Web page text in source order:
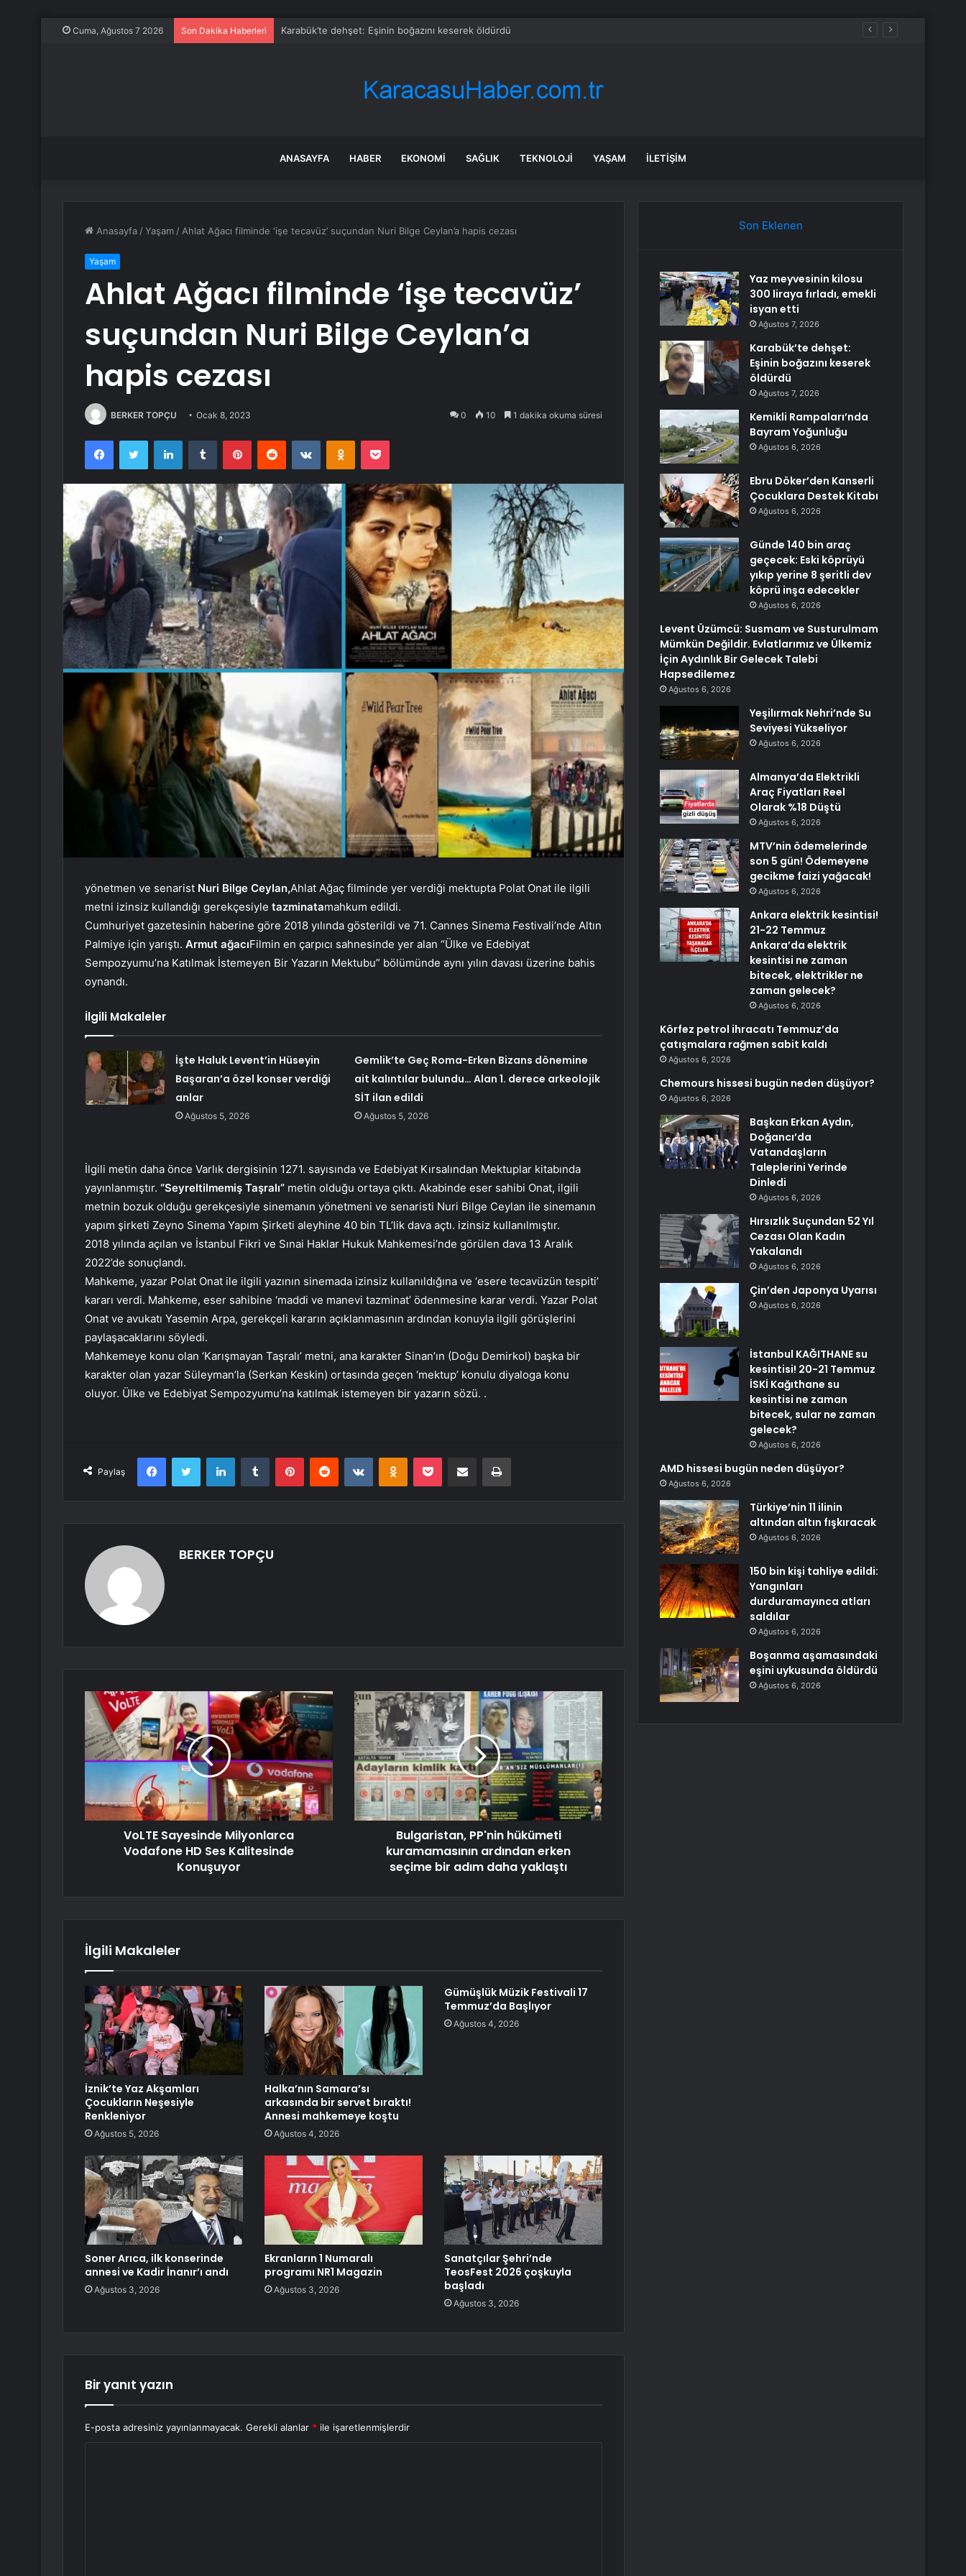
Cuma, Ağustos 7 2026 Son Dakika Haberleri Karabük’te dehşet: Eşinin boğazını keserek öldürdü
ANASAYFA HABER EKONOMI SAĞLIK TEKNOLOJI YAŞAM İLETIŞIM
Anasayfa /Yaşam / Ahlat Ağacı filminde ‘işe tecavüz’ suçundan Nuri Bilge Ceylan’a hapis cezası
Yaşam
Ahlat Ağacı filminde ‘işe tecavüz’
suçundan Nuri Bilge Ceylan’a
hapis cezası
BERKER TOPÇU Ocak 8, 2023 0 10 1 dakika okuma süresi
FacebookTwitter LinkedInTumblr PinterestReddit VKontakteOdnoklassniki
Pocket
yönetmen ve senarist Nuri Bilge Ceylan,Ahlat Ağaç filminde yer verdiği mektupta Polat Onat ile ilgili
metni izinsiz kullandığı gerekçesiyle tazminatamahkum edildi.
Cumhuriyet gazetesinin haberine göre 2018 yılında gösterildi ve 71. Cannes Sinema Festivali’nde Altın
Palmiye için yarıştı. Armut ağacıFilmin en çarpıcı sahnesinde yer alan “Ülke ve Edebiyat
Sempozyumu’na Katılmak İstemeyen Bir Yazarın Mektubu” bölümünde aynı yılın davası üzerine bahis
oynandı.
İlgili Makaleler
İşte Haluk Levent’in Hüseyin
Başaran’a özel konser verdiği
anlar
Ağustos 5, 2026
Gemlik’te Geç Roma-Erken Bizans dönemine
ait kalıntılar bulundu… Alan 1. derece arkeolojik
SİT ilan edildi
Ağustos 5, 2026
İlgili metin daha önce Varlık dergisinin 1271. sayısında ve Edebiyat Kırsalından Mektuplar kitabında
yayınlanmıştır. “Seyreltilmemiş Taşralı” metin olduğu ortaya çıktı. Akabinde eser sahibi Onat, ilgili
metnin bozuk olduğu gerekçesiyle sinemanın yönetmeni ve senaristi Nuri Bilge Ceylan ile sinemanın
yapım şirketi Zeyno Sinema Yapım Şirketi aleyhine 40 bin TL’lik dava açtı. izinsiz kullanılmıştır.
2018 yılında açılan ve İstanbul Fikri ve Sınai Haklar Hukuk Mahkemesi’nde görülen dava 13 Aralık
2022’de sonuçlandı.
Mahkeme, yazar Polat Onat ile ilgili yazının sinemada izinsiz kullanıldığına ve ‘esere tecavüzün tespiti’
kararı verdi. Mahkeme, eser sahibine ‘maddi ve manevi tazminat’ ödenmesine karar verdi. Yazar Polat
Onat ve avukatı Yasemin Arpa, gerekçeli kararın açıklanmasının ardından konuyla ilgili görüşlerini
paylaşacaklarını söyledi.
Mahkemeye konu olan ‘Karışmayan Taşralı’ metni, ana karakter Sinan’ın (Doğu Demirkol) başka bir
karakter olan yazar Süleyman’la (Serkan Keskin) ortasında geçen ‘mektup’ konulu diyaloga konu
oluyor. Ülke ve Edebiyat Sempozyumu’na katılmak istemeyen bir yazarın sözü. .
Paylaş
FacebookTwitter LinkedInTumblr PinterestReddit VKontakteOdnoklassniki
Pocket E-Posta ile paylaş Yazdır
BERKER TOPÇU
VoLTE Sayesinde Milyonlarca
Vodafone HD Ses Kalitesinde
Konuşuyor
Bulgaristan, PP'nin hükümeti
kuramamasının ardından erken
seçime bir adım daha yaklaştı
İlgili Makaleler
İznik’te Yaz Akşamları
Çocukların Neşesiyle
Renkleniyor
Ağustos 5, 2026
Halka’nın Samara’sı
arkasında bir servet bıraktı!
Annesi mahkemeye koştu
Ağustos 4, 2026
Gümüşlük Müzik Festivali 17
Temmuz’da Başlıyor
Ağustos 4, 2026
Soner Arıca, ilk konserinde
annesi ve Kadir İnanır’ı andı
Ağustos 3, 2026
Ekranların 1 Numaralı
programı NR1 Magazin
Ağustos 3, 2026
Sanatçılar Şehri’nde
TeosFest 2026 çoşkuyla
başladı
Ağustos 3, 2026
Bir yanıt yazın
E-posta adresiniz yayınlanmayacak. Gerekli alanlar * ile işaretlenmişlerdir
Son Eklenen
Yaz meyvesinin kilosu
300 liraya fırladı, emekli
isyan etti
Ağustos 7, 2026
Karabük’te dehşet:
Eşinin boğazını keserek
öldürdü
Ağustos 7, 2026
Kemikli Rampaları’nda
Bayram Yoğunluğu
Ağustos 6, 2026
Ebru Döker’den Kanserli
Çocuklara Destek Kitabı
Ağustos 6, 2026
Günde 140 bin araç
geçecek: Eski köprüyü
yıkıp yerine 8 şeritli dev
köprü inşa edecekler
Ağustos 6, 2026
Levent Üzümcü: Susmam ve Susturulmam
Mümkün Değildir. Evlatlarımız ve Ülkemiz
İçin Aydınlık Bir Gelecek Talebi
Hapsedilemez
Ağustos 6, 2026
Yeşilırmak Nehri’nde Su
Seviyesi Yükseliyor
Ağustos 6, 2026
Almanya’da Elektrikli
Araç Fiyatları Reel
Olarak %18 Düştü
Ağustos 6, 2026
MTV’nin ödemelerinde
son 5 gün! Ödemeyene
gecikme faizi yağacak!
Ağustos 6, 2026
Ankara elektrik kesintisi!
21-22 Temmuz
Ankara’da elektrik
kesintisi ne zaman
bitecek, elektrikler ne
zaman gelecek?
Ağustos 6, 2026
Körfez petrol ihracatı Temmuz’da
çatışmalara rağmen sabit kaldı
Ağustos 6, 2026
Chemours hissesi bugün neden düşüyor?
Ağustos 6, 2026
Başkan Erkan Aydın,
Doğancı’da
Vatandaşların
Taleplerini Yerinde
Dinledi
Ağustos 6, 2026
Hırsızlık Suçundan 52 Yıl
Cezası Olan Kadın
Yakalandı
Ağustos 6, 2026
Çin’den Japonya Uyarısı
Ağustos 6, 2026
İstanbul KAĞITHANE su
kesintisi! 20-21 Temmuz
İSKİ Kağıthane su
kesintisi ne zaman
bitecek, sular ne zaman
gelecek?
Ağustos 6, 2026
AMD hissesi bugün neden düşüyor?
Ağustos 6, 2026
Türkiye’nin 11 ilinin
altından altın fışkıracak
Ağustos 6, 2026
150 bin kişi tahliye edildi:
Yangınları
durduramayınca atları
saldılar
Ağustos 6, 2026
Boşanma aşamasındaki
eşini uykusunda öldürdü
Ağustos 6, 2026